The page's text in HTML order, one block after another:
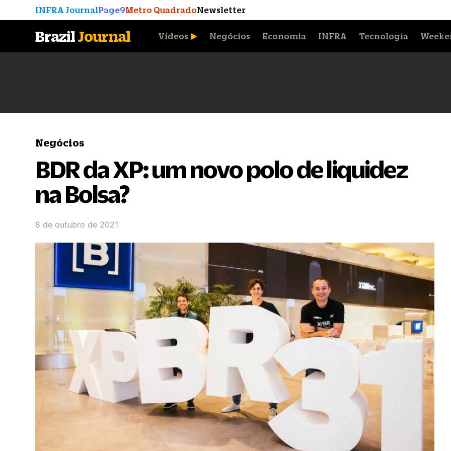
INFRA JournalPage9Metro QuadradoNewsletter
BrazilJournal Vídeos Negócios Economia INFRA Tecnologia
Negócios
BDR da XP: um novo polo de liquidez
na Bolsa?
8 de outubro de 2021